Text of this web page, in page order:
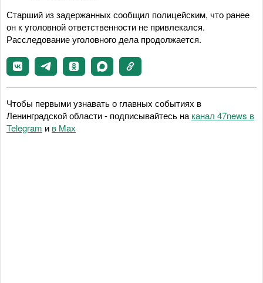
Старший из задержанных сообщил полицейским, что ранее
он к уголовной ответственности не привлекался.
Расследование уголовного дела продолжается.
Чтобы первыми узнавать о главных событиях в
Ленинградской области - подписывайтесь на канал 47news в
Telegram и в Maх